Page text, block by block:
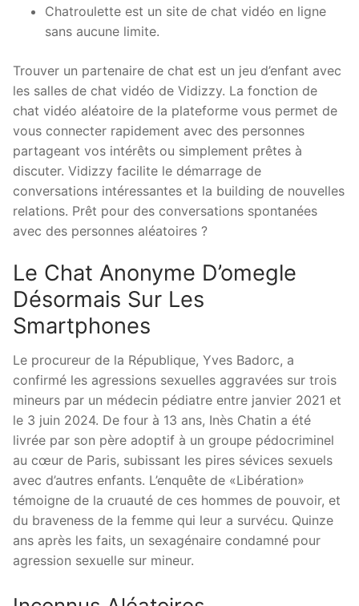
Chatroulette est un site de chat vidéo en ligne
sans aucune limite.
Trouver un partenaire de chat est un jeu d’enfant avec
les salles de chat vidéo de Vidizzy. La fonction de
chat vidéo aléatoire de la plateforme vous permet de
vous connecter rapidement avec des personnes
partageant vos intérêts ou simplement prêtes à
discuter. Vidizzy facilite le démarrage de
conversations intéressantes et la building de nouvelles
relations. Prêt pour des conversations spontanées
avec des personnes aléatoires ?
Le Chat Anonyme D’omegle
Désormais Sur Les
Smartphones
Le procureur de la République, Yves Badorc, a
confirmé les agressions sexuelles aggravées sur trois
mineurs par un médecin pédiatre entre janvier 2021 et
le 3 juin 2024. De four à 13 ans, Inès Chatin a été
livrée par son père adoptif à un groupe pédocriminel
au cœur de Paris, subissant les pires sévices sexuels
avec d’autres enfants. L’enquête de «Libération»
témoigne de la cruauté de ces hommes de pouvoir, et
du braveness de la femme qui leur a survécu. Quinze
ans après les faits, un sexagénaire condamné pour
agression sexuelle sur mineur.